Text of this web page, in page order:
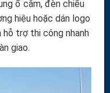
ổ cắm, đèn chiếu
hiệu hoặc dán logo
trợ thi công nhanh
giao.